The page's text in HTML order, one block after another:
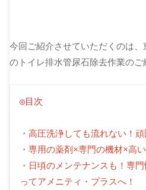
今回ご紹介させていただくのは
のトイレ排水管尿石除去作業のご
◎目次
・高圧洗浄しても流れない！
・専用の薬剤×専門の機材×高
・日頃のメンテナンスも！専
ってアメニティ・プラスへ！